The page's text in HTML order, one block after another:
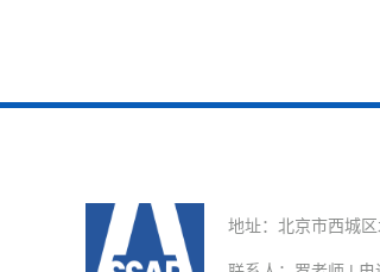
地址：北京市西城